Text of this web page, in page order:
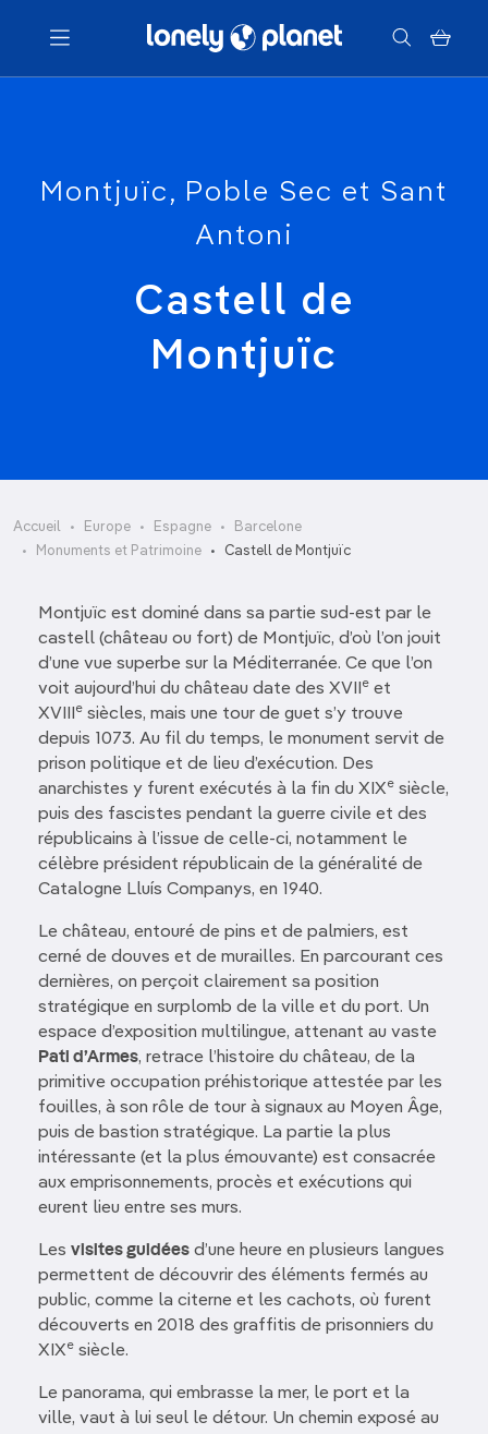
Menu
Votre recherche
Montjuïc, Poble Sec et Sant
Antoni
Castell de
Montjuïc
Accueil Europe Espagne
Barcelone
Monuments et Patrimoine
Castell de Montjuïc
Montjuïc est dominé dans sa partie sud-est par le
castell (château ou fort) de Montjuïc, d’où l’on jouit
d’une vue superbe sur la Méditerranée. Ce que l’on
voit aujourd’hui du château date des XVII
e et
XVIII
e siècles, mais une tour de guet s’y trouve
depuis 1073. Au fil du temps, le monument servit de
prison politique et de lieu d’exécution. Des
anarchistes y furent exécutés à la fin du XIXe siècle,
puis des fascistes pendant la guerre civile et des
républicains à l’issue de celle-ci, notamment le
célèbre président républicain de la généralité de
Catalogne Lluís Companys, en 1940.
Le château, entouré de pins et de palmiers, est
cerné de douves et de murailles. En parcourant ces
dernières, on perçoit clairement sa position
stratégique en surplomb de la ville et du port. Un
espace d’exposition multilingue, attenant au vaste
Pati d’Armes, retrace l’histoire du château, de la
primitive occupation préhistorique attestée par les
fouilles, à son rôle de tour à signaux au Moyen Âge,
puis de bastion stratégique. La partie la plus
intéressante (et la plus émouvante) est consacrée
aux emprisonnements, procès et exécutions qui
eurent lieu entre ses murs.
Les visites guidées d’une heure en plusieurs langues
permettent de découvrir des éléments fermés au
public, comme la citerne et les cachots, où furent
découverts en 2018 des graffitis de prisonniers du
XIXe siècle.
Le panorama, qui embrasse la mer, le port et la
ville, vaut à lui seul le détour. Un chemin exposé au